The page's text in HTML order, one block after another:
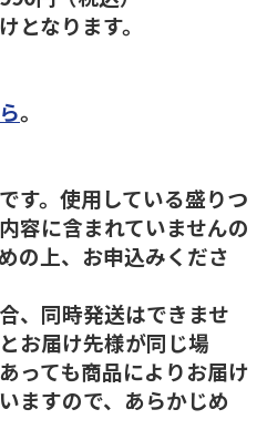
なります。
。
す。使用している盛りつ
容に含まれていませんの
の上、お申込みくださ
、同時発送はできませ
お届け先様が同じ場
っても商品によりお届け
ますので、あらかじめ